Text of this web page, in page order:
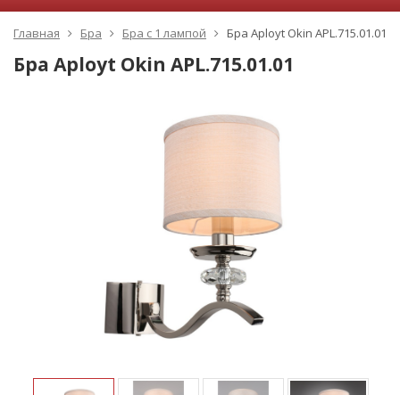
Главная Бра Бра с 1 лампой Бра Aployt Okin APL.715.01.01
Бра Aployt Okin APL.715.01.01